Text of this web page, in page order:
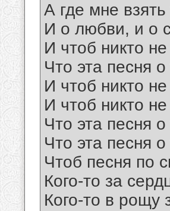
А где мне
И о любви, и о
И чтоб никто
Что эта песня
И чтоб никто
И чтоб никто
Что эта песня о
Что эта песня о
Чтоб песня по
Кого-то за
Кого-то в рощу